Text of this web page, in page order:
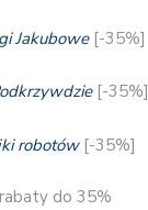
Jakubowe[-35%]
[-35%]
robotów [-35%]
do 35%